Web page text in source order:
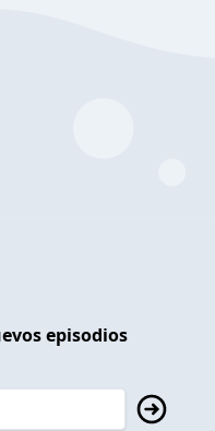
episodios